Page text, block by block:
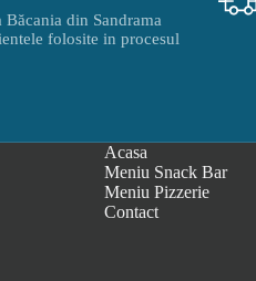
din Sandrama
folosite in procesul
Acasa
Meniu Snack Bar
Meniu Pizzerie
Contact